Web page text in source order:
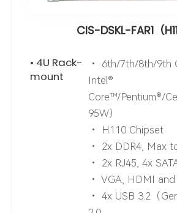
CIS-DSKL-FAR1（
• 4U Rack-
mount
• 6th/7th/8th/9th
Intel®
Core™/Pentium®/
95W）
• H110 Chipset
• 2x DDR4, Max
• 2x RJ45, 4x
• VGA, HDMI and
• 4x USB 3.2（